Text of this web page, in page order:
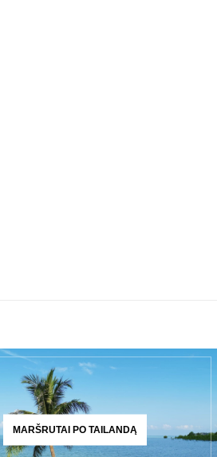
MARŠRUTAI PO TAILANDĄ